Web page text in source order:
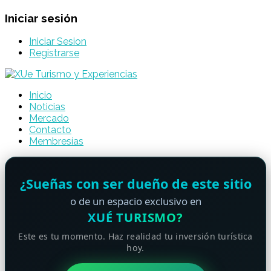
Iniciar sesión
Iniciar Sesion
Registrarse
Inicio
Noticias
Mercado
Contacto
Membresías
¿Sueñas con ser dueño de este sitio
o de un espacio exclusivo en
XUÉ TURISMO?
Este es tu momento. Haz realidad tu inversión turística
hoy.